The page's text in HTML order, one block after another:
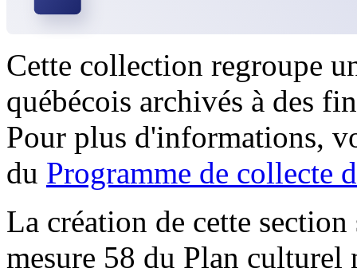
Cette collection regroupe
québécois archivés à des
Pour plus d'informations,
du Programme de collecte
La création de cette
mesure 58 du Plan culturel